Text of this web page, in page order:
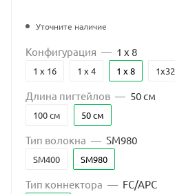
Уточните наличие
Конфигурация — 1 x 8
1 x 16 1 x 4 1 x 8 1x32
Длина пигтейлов — 50 см
100 см 50 см
Тип волокна — SM980
SM400 SM980
Тип коннектора — FC/APC